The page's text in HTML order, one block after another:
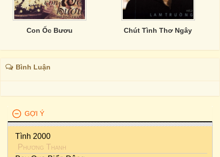
Con Ốc Bươu Chút Tình Thơ Ngây
Bình Luận
GỢI Ý
Tình 2000
Phương Thanh